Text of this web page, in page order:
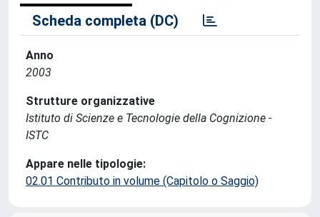
Scheda completa (DC)
Anno
2003
Strutture organizzative
Istituto di Scienze e Tecnologie della Cognizione -
ISTC
Appare nelle tipologie:
02.01 Contributo in volume (Capitolo o Saggio)